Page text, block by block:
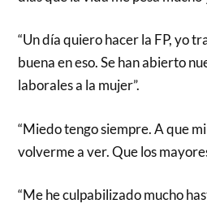
“Un día quiero hacer la FP, yo
buena en eso. Se han abierto
laborales a la mujer”.
“Miedo tengo siempre. A que
volverme a ver. Que los
“Me he culpabilizado mucho